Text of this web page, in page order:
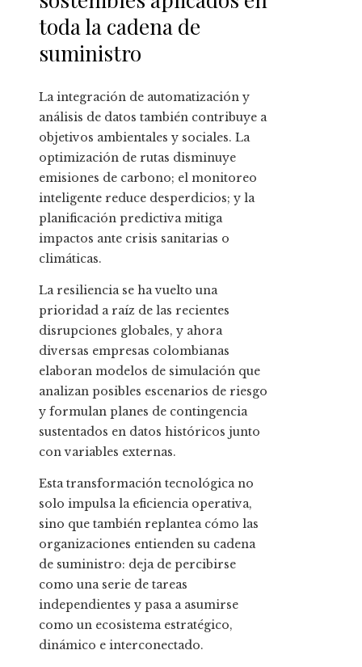
toda la cadena de
suministro
La integración de automatización y
análisis de datos también contribuye a
objetivos ambientales y sociales. La
optimización de rutas disminuye
emisiones de carbono; el monitoreo
inteligente reduce desperdicios; y la
planificación predictiva mitiga
impactos ante crisis sanitarias o
climáticas.
La resiliencia se ha vuelto una
prioridad a raíz de las recientes
disrupciones globales, y ahora
diversas empresas colombianas
elaboran modelos de simulación que
analizan posibles escenarios de riesgo
y formulan planes de contingencia
sustentados en datos históricos junto
con variables externas.
Esta transformación tecnológica no
solo impulsa la eficiencia operativa,
sino que también replantea cómo las
organizaciones entienden su cadena
de suministro: deja de percibirse
como una serie de tareas
independientes y pasa a asumirse
como un ecosistema estratégico,
dinámico e interconectado.